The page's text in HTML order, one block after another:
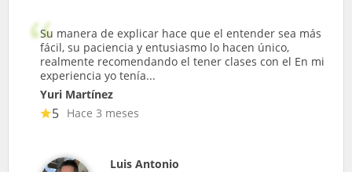
Su manera de explicar hace que el entender sea más
fácil, su paciencia y entusiasmo lo hacen único,
realmente recomendando el tener clases con el En mi
experiencia yo tenía...
Yuri Martínez
5 Hace 3 meses
Luis Antonio